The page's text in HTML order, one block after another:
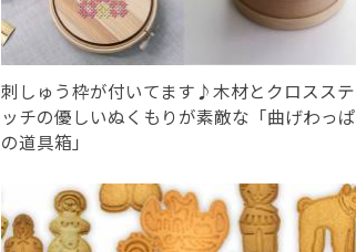
刺しゅう枠が付いてます♪木材とクロスステ
ッチの優しいぬくもりが素敵な「曲げわっぱ
の道具箱」